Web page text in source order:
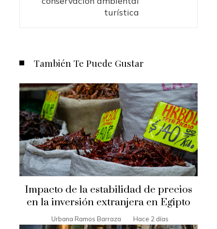
turística
También Te Puede Gustar
Impacto de la estabilidad de precios
en la inversión extranjera en Egipto
Urbana Ramos Barraza Hace 2 días